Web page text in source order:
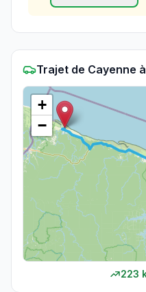
Trajet de Cayenne à
+
−
223